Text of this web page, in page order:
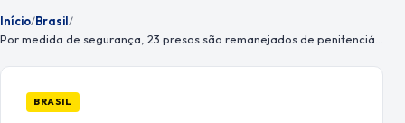
Início/Brasil/
BRASIL